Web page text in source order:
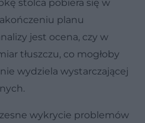
stolca pobiera się w
planu
jest ocena, czy w
tłuszczu, co mogłoby
wydziela wystarczającej
wykrycie problemów